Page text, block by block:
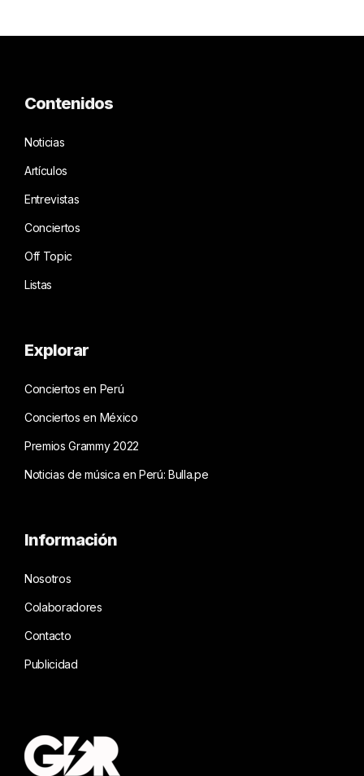
Contenidos
Noticias
Artículos
Entrevistas
Conciertos
Off Topic
Listas
Explorar
Conciertos en Perú
Conciertos en México
Premios Grammy 2022
Noticias de música en Perú: Bulla.pe
Información
Nosotros
Colaboradores
Contacto
Publicidad